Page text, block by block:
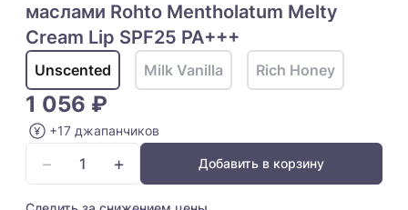
маслами Rohto Mentholatum Melty
Cream Lip SPF25 PA+++
Unscented Milk Vanilla Rich Honey
1 056 ₽
+17 джапанчиков
− + Добавить в корзину